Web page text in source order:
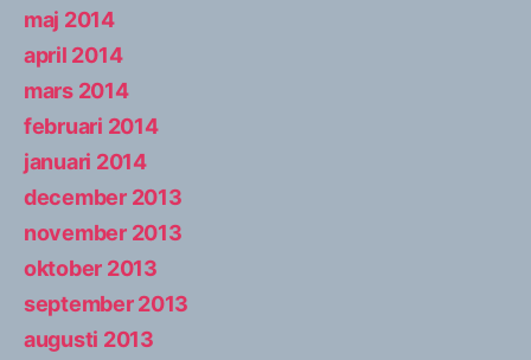
maj 2014
april 2014
mars 2014
februari 2014
januari 2014
december 2013
november 2013
oktober 2013
september 2013
augusti 2013